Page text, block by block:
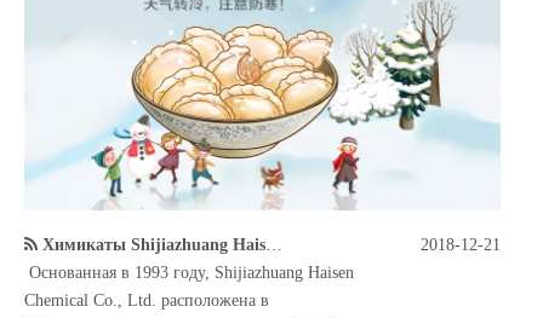
Химикаты Shijiazhuang Haisen имеют технологию и совершенную систему оборудования
Основанная в 1993 году, Shijiazhuang Haisen
Chemical Co., Ltd. расположена в
2018-12-21